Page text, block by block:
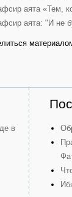
аята «Тем,
аята: "И не
в